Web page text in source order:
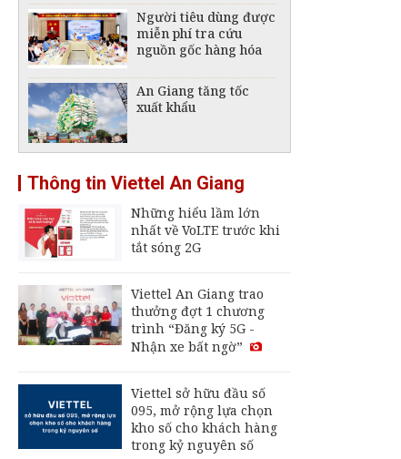
Người tiêu dùng được
miễn phí tra cứu
nguồn gốc hàng hóa
An Giang tăng tốc
xuất khẩu
đóng tàu, phát triển
công nghiệp hàng hải
quốc gia
Giá vàng hôm nay,
6/8: Tăng mạnh
Giá xăng, dầu hôm
nay 2/8: Giá dầu thế
giới trong tuần liên
Thu hút FDI chất
lượng cao: Đòn bẩy
cho mục tiêu tăng
trưởng hai con số
Thông tin Viettel An Giang
Những hiểu lầm lớn
nhất về VoLTE trước khi
tắt sóng 2G
Viettel An Giang trao
thưởng đợt 1 chương
trình “Đăng ký 5G -
Nhận xe bất ngờ”
Viettel sở hữu đầu số
095, mở rộng lựa chọn
kho số cho khách hàng
trong kỷ nguyên số